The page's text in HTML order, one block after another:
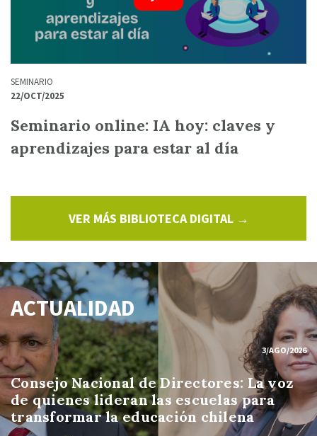
SEMINARIO
22/OCT/2025
Seminario online: IA hoy: claves y
aprendizajes para estar al día
VER MÁS BIBLIOTECA DIGITAL →
ACTUALIDAD
3/AGO/2026
Consejo Nacional de Directores: La voz
de quienes lideran las escuelas para
transformar la educación chilena